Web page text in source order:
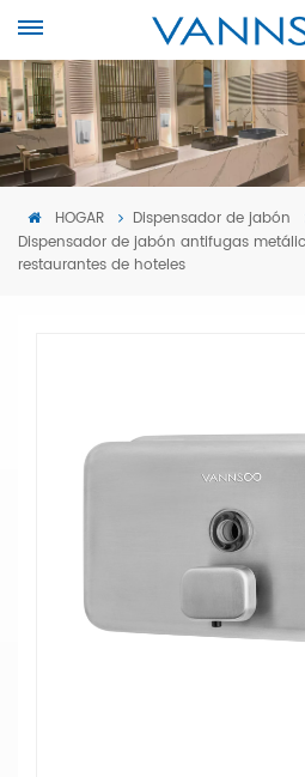
HOGAR
Dispensador de jabón
Dispensador de jabón antifugas
restaurantes de hoteles